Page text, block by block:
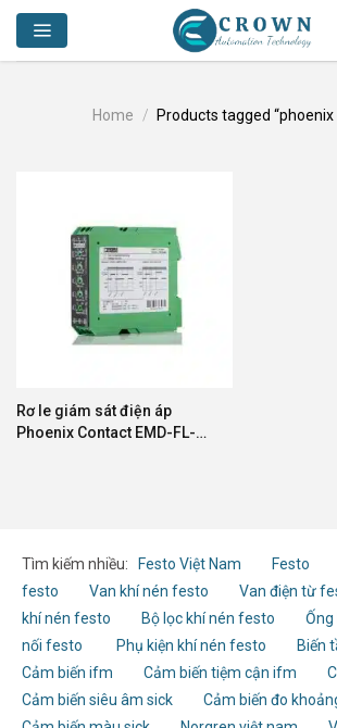
Skip
content
Home / Products tagged “phoenix
Rơ le giám sát điện áp
Phoenix Contact EMD-FL-
Tìm kiếm nhiều: Festo Việt Nam Festo
festo
Van khí nén festo Van điện từ
khí nén festo
Bộ lọc khí nén festo
nối festo
Phụ kiện khí nén festo
Biến
Cảm biến ifm
Cảm biến tiệm cận ifm
Cảm biến siêu âm sick
Cảm biến đo